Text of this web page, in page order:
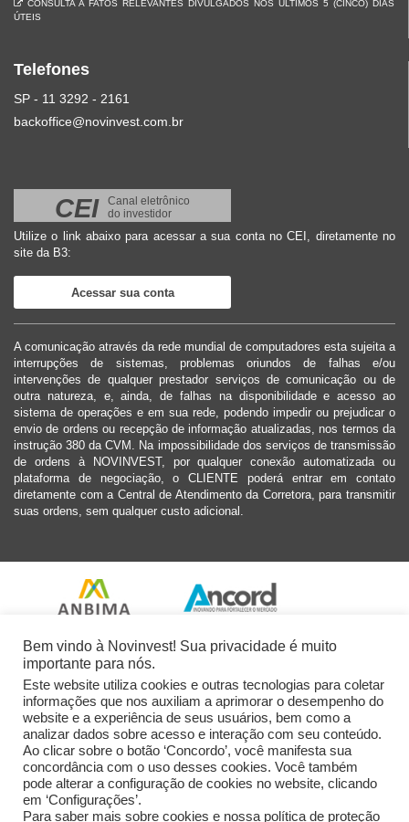
CONSULTA A FATOS RELEVANTES DIVULGADOS NOS ÚLTIMOS 5 (CINCO) DIAS
ÚTEIS
Telefones
SP - 11 3292 - 2161
backoffice@novinvest.com.br
CEI
Canal eletrônico
do investidor
Utilize o link abaixo para acessar a sua conta no CEI, diretamente no
site da B3:
Acessar sua conta
A comunicação através da rede mundial de computadores esta sujeita a
interrupções de sistemas, problemas oriundos de falhas e/ou
intervenções de qualquer prestador serviços de comunicação ou de
outra natureza, e, ainda, de falhas na disponibilidade e acesso ao
sistema de operações e em sua rede, podendo impedir ou prejudicar o
envio de ordens ou recepção de informação atualizadas, nos termos da
instrução 380 da CVM. Na impossibilidade dos serviços de transmissão
de ordens à NOVINVEST, por qualquer conexão automatizada ou
plataforma de negociação, o CLIENTE poderá entrar em contato
diretamente com a Central de Atendimento da Corretora, para transmitir
suas ordens, sem qualquer custo adicional.
Bem vindo à Novinvest! Sua privacidade é muito
importante para nós.
Este website utiliza cookies e outras tecnologias para coletar
informações que nos auxiliam a aprimorar o desempenho do
website e a experiência de seus usuários, bem como a
analizar dados sobre acesso e interação com seu conteúdo.
Ao clicar sobre o botão ‘Concordo’, você manifesta sua
concordância com o uso desses cookies. Você também
pode alterar a configuração de cookies no website, clicando
em ‘Configurações’.
Para saber mais sobre cookies e nossa política de proteção